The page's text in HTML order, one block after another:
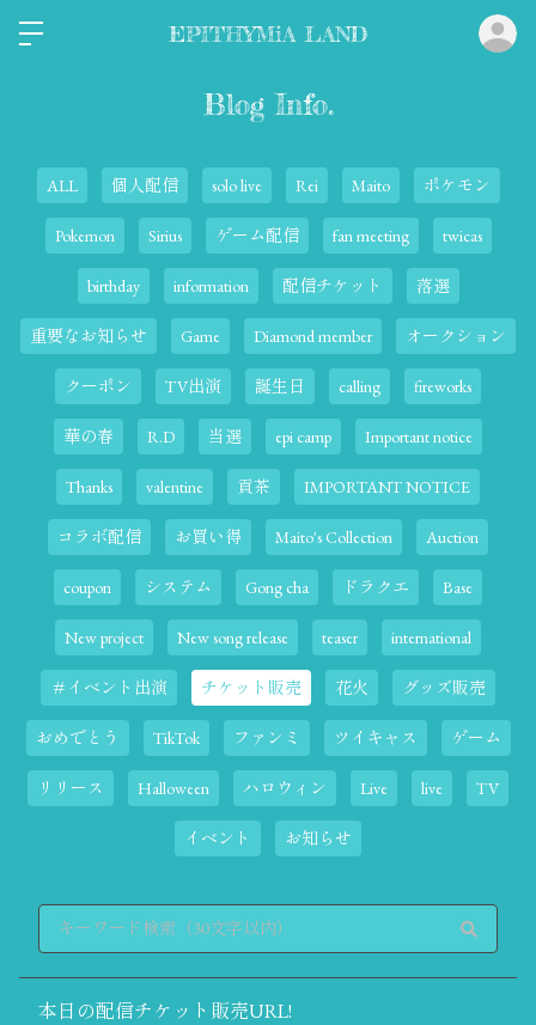
EPITHYMiA LAND
Blog Info.
ALL 個人配信 solo live Rei Maito ポケモン
Pokemon Sirius ゲーム配信 fan meeting twicas
birthday information 配信チケット 落選
重要なお知らせ Game Diamond member オークション
クーポン TV出演 誕生日 calling fireworks
華の春 R.D 当選 epi camp Important notice
Thanks valentine 貢茶 IMPORTANT NOTICE
コラボ配信 お買い得 Maito's Collection Auction
coupon システム Gong cha ドラクエ Base
New project New song release teaser international
＃イベント出演 チケット販売 花火 グッズ販売
おめでとう TikTok ファンミ ツイキャス ゲーム
リリース Halloween ハロウィン Live live TV
イベント お知らせ
本日の配信チケット販売URL!